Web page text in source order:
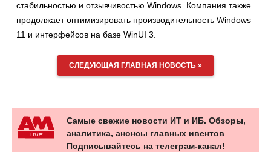
стабильностью и отзывчивостью Windows. Компания также
продолжает оптимизировать производительность Windows
11 и интерфейсов на базе WinUI 3.
СЛЕДУЮЩАЯ ГЛАВНАЯ НОВОСТЬ »
Самые свежие новости ИТ и ИБ. Обзоры,
аналитика, анонсы главных ивентов
Подписывайтесь на телеграм-канал!